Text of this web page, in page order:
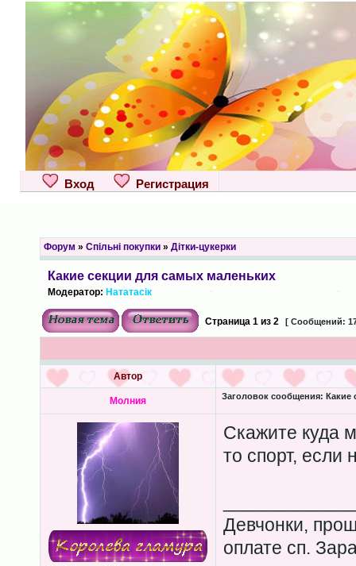
Вход Регистрация
Форум » Спільні покупки» Дітки-цукерки
Какие секции для самых маленьких
Модератор: Нататасік
Страница 1из 2 [ Сообщений:
Автор
Молния Заголовок сообщения: Какие
Скажите куда
то спорт, если
Девчонки,
оплате сп.